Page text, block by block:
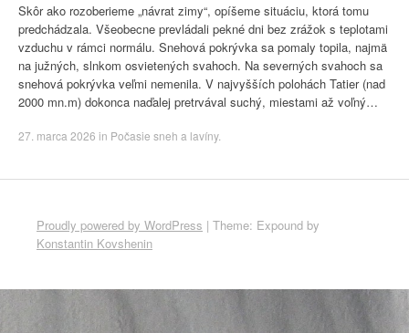
Skôr ako rozoberieme „návrat zimy“, opíšeme situáciu, ktorá tomu
predchádzala. Všeobecne prevládali pekné dni bez zrážok s teplotami
vzduchu v rámci normálu. Snehová pokrývka sa pomaly topila, najmä
na južných, slnkom osvietených svahoch. Na severných svahoch sa
snehová pokrývka veľmi nemenila. V najvyšších polohách Tatier (nad
2000 mn.m) dokonca naďalej pretrvával suchý, miestami až voľný…
27. marca 2026 in Počasie sneh a lavíny.
Proudly powered by WordPress | Theme: Expound by
Konstantin Kovshenin